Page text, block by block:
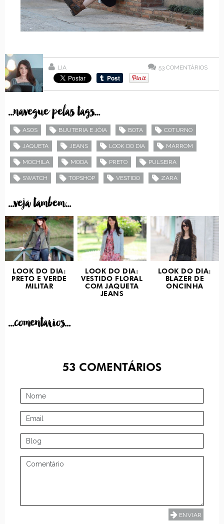
LIA 53 COMENTÁRIOS
...navegue pelas tags...
ASOS BIJUTERIA E JÓIA BOTA COTURNO
JAQUETA JEANS LOOK DO DIA MARROM
MOCHILA MODA PRETO PULSEIRA
SWATCH TOPSHOP VESTIDO ZARA
...veja tambem...
LOOK DO DIA:
PRETO E VERDE
MILITAR
LOOK DO DIA:
VESTIDO FLORAL
COM JAQUETA
JEANS
LOOK DO DIA:
BLAZER DE
ONCINHA
...comentarios...
53 COMENTÁRIOS